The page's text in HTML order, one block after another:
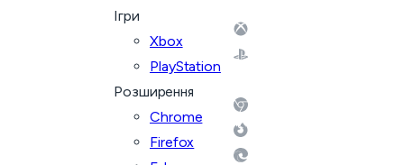
Ігри
Xbox
PlayStation
Розширення
Chrome
Firefox